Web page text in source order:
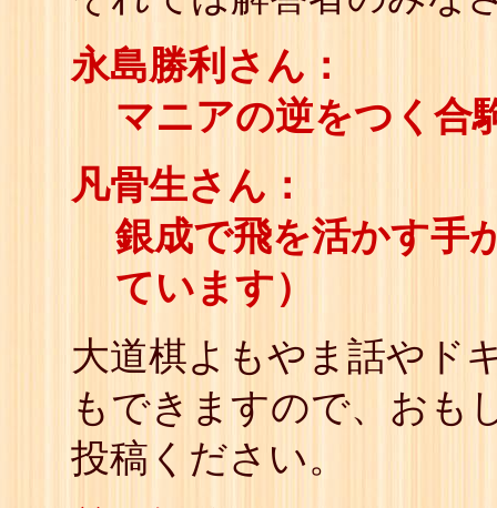
永島勝利さん：
マニアの逆をつく合
凡骨生さん：
銀成で飛を活かす手
ています）
大道棋よもやま話やド
もできますので、おも
投稿ください。